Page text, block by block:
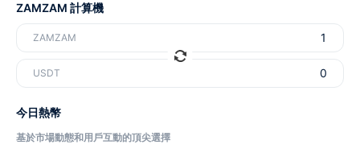
ZAMZAM 計算機
ZAMZAM
USDT
今日熱幣
基於市場動態和用戶互動的頂尖選擇